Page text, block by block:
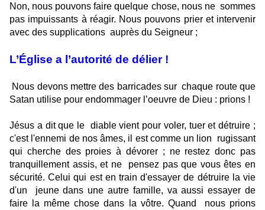
Non, nous pouvons faire quelque chose, nous ne sommes
pas impuissants à réagir. Nous pouvons prier et intervenir
avec des supplications auprès du Seigneur ;
L’Église a l’autorité de délier !
Nous devons mettre des barricades sur chaque route que
Satan utilise pour endommager l’oeuvre de Dieu : prions !
Jésus a dit que le diable vient pour voler, tuer et détruire ;
c'est l'ennemi de nos âmes, il est comme un lion
rugissant
qui cherche des proies à dévorer ; ne restez donc pas
tranquillement assis, et ne
pensez pas que vous êtes en
sécurité. Celui qui est en train d'essayer de détruire la vie
d'un
jeune dans une autre famille, va aussi essayer de
faire la même chose dans la vôtre. Quand
nous prions